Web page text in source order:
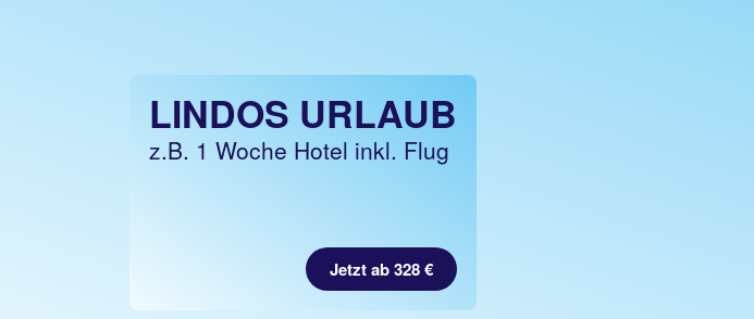
LINDOS URLAUB
z.B. 1 Woche Hotel inkl. Flug
Jetzt ab 328 €